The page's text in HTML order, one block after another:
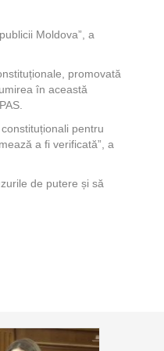
Moldova”, a
promovată
în această
pentru
a fi verificată”, a
de putere și să